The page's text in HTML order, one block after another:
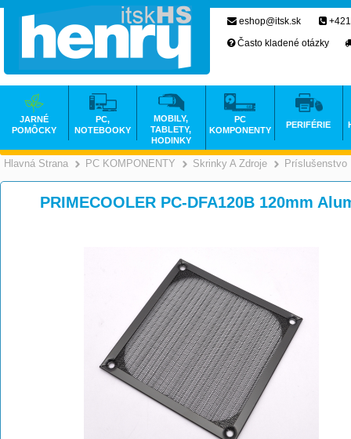
Hlavná Strana >
PC KOMPONENTY >
Skrinky A Zdroje Príslušenstvo
PRIMECOOLER PC-DFA120B 120mm
eshop@itsk.sk
Často kladené otázky
JARNÉ
POMÔCKY
PC,
NOTEBOOKY
MOBILY,
TABLETY,
HODINKY
PC
KOMPONENTY
PERIFÉRIE